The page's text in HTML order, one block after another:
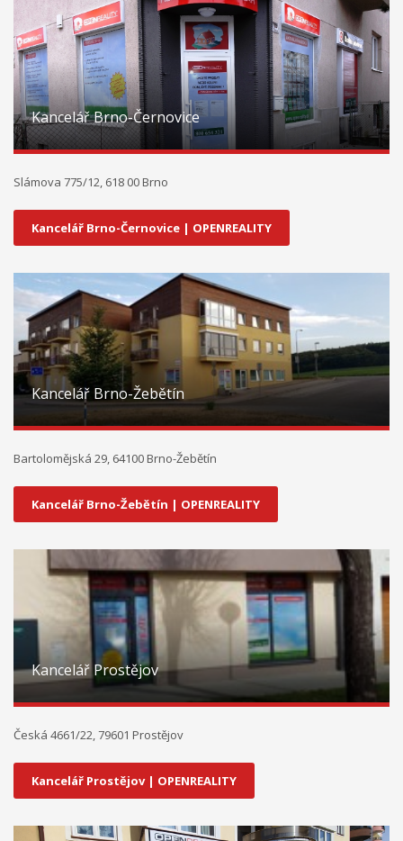
Kancelář Brno-Černovice
Slámova 775/12, 618 00 Brno
Kancelář Brno-Černovice | OPENREALITY
Kancelář Brno-Žebětín
Bartolomějská 29, 64100 Brno-Žebětín
Kancelář Brno-Žebětín | OPENREALITY
Kancelář Prostějov
Česká 4661/22, 79601 Prostějov
Kancelář Prostějov | OPENREALITY